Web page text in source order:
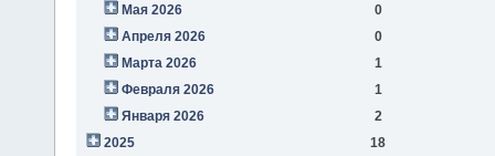
Мая 2026
0
Апреля 2026
0
Марта 2026
1
Февраля 2026
1
Января 2026
2
2025
18